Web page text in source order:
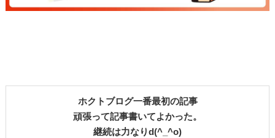
ホクトブログ一番最初の記事
頑張って記事書いてよかった。
継続は力なりd(^_^o)